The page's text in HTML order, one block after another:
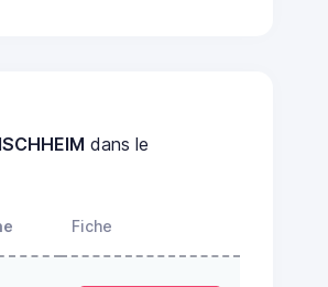
dans le
Fiche